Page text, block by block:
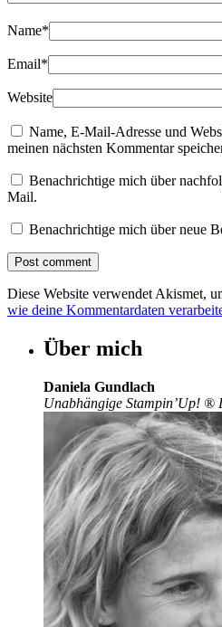
Name*
Email*
Website
Name, E-Mail-Adresse und
meinen nächsten Kommentar
Benachrichtige mich über
Mail.
Benachrichtige mich über neue
Diese Website verwendet Akismet,
wie deine Kommentardaten
Über mich
Daniela Gundlach
Unabhängige Stampin’Up! ®